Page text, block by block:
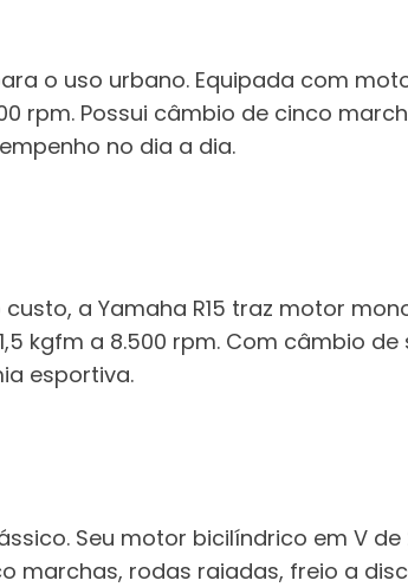
o uso urbano. Equipada com
rpm. Possui câmbio de cinco
no dia a dia.
a Yamaha R15 traz motor
kgfm a 8.500 rpm. Com câmbio
esportiva.
Seu motor bicilíndrico em V de
marchas, rodas raiadas, freio a